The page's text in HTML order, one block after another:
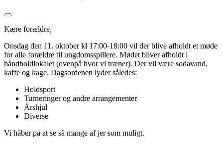
Kære forældre,
Onsdag den 11. oktober kl 17:00-18:00 vil der blive afholdt et møde
for alle forældre til ungdomsspillere. Mødet bliver afholdt i
håndboldlokalet (ovenpå hvor vi træner). Der vil være sodavand,
kaffe og kage. Dagsordenen lyder således:
Holdsport
Turneringer og andre arrangementer
Årshjul
Diverse
Vi håber på at se så mange af jer som muligt.